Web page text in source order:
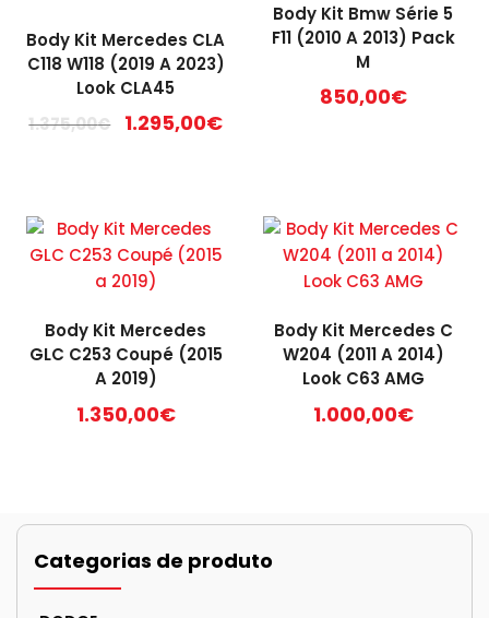
Body Kit Mercedes CLA
C118 W118 (2019 A 2023)
Look CLA45
1.375,00€
O
1.375,00€.
1.295,00€O
1.295,00€.
Body Kit Bmw Série 5
F11 (2010 A 2013) Pack
M
850,00€
Body Kit Mercedes
GLC C253 Coupé (2015
A 2019)
1.350,00€
Body Kit Mercedes C
W204 (2011 A 2014)
Look C63 AMG
1.000,00€
Categorias de produto